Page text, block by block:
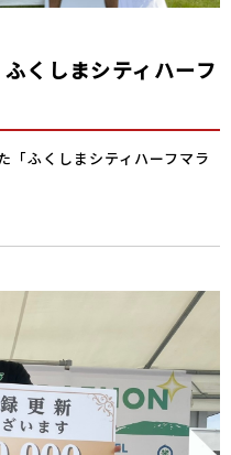
くしまシティハーフ
「ふくしまシティハーフマラ